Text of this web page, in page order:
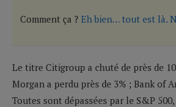
Comment ça ? Eh bien… tout est là.
Le titre Citigroup a chuté de près de
Morgan a perdu près de 3% ; Bank of
Toutes sont dépassées par le S&P